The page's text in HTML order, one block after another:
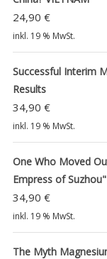
24,90 €
inkl. 19 % MwSt.
Successful Interim
Results
34,90 €
inkl. 19 % MwSt.
One Who Moved
Empress of Suzhou"
34,90 €
inkl. 19 % MwSt.
The Myth